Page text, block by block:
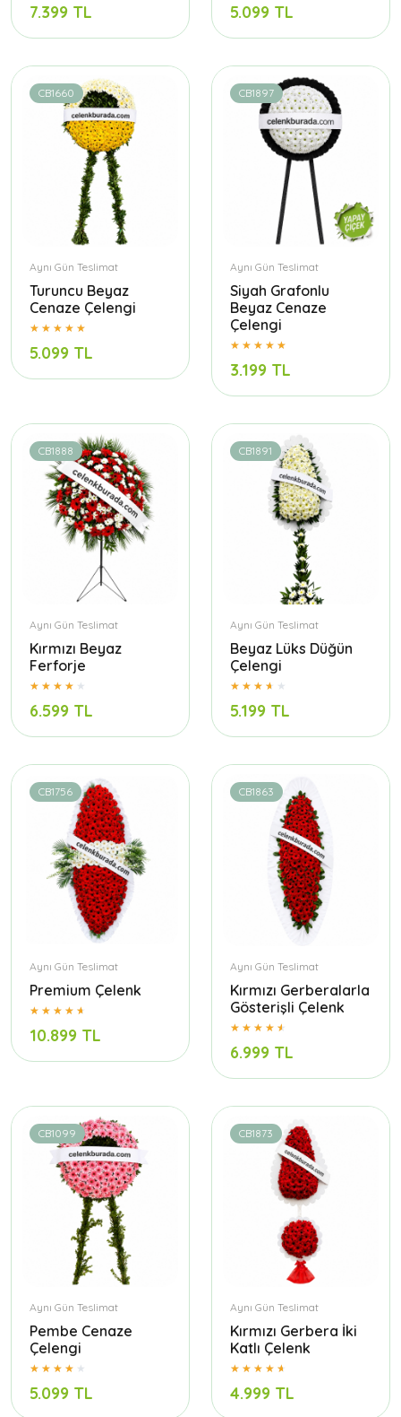
7.399 TL 5.099 TL
CB1660
Aynı Gün Teslimat
Turuncu Beyaz
Cenaze Çelengi
5.099 TL
CB1897
Aynı Gün Teslimat
Siyah Grafonlu
Beyaz Cenaze
Çelengi
3.199 TL
CB1888
Aynı Gün Teslimat
Kırmızı Beyaz
Ferforje
6.599 TL
CB1891
Aynı Gün Teslimat
Beyaz Lüks Düğün
Çelengi
5.199 TL
CB1756
Aynı Gün Teslimat
Premium Çelenk
10.899 TL
CB1863
Aynı Gün Teslimat
Kırmızı Gerberalarla
Gösterişli Çelenk
6.999 TL
CB1099
Aynı Gün Teslimat
Pembe Cenaze
Çelengi
5.099 TL
CB1873
Aynı Gün Teslimat
Kırmızı Gerbera İki
Katlı Çelenk
4.999 TL